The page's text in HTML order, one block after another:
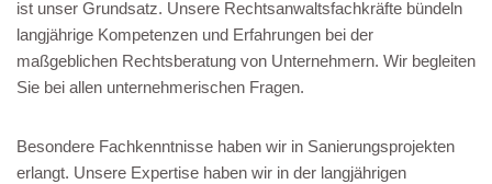
ist unser Grundsatz. Unsere Rechtsanwaltsfachkräfte bündeln
langjährige Kompetenzen und Erfahrungen bei der
maßgeblichen Rechtsberatung von Unternehmern. Wir begleiten
Sie bei allen unternehmerischen Fragen.
Besondere Fachkenntnisse haben wir in Sanierungsprojekten
erlangt. Unsere Expertise haben wir in der langjährigen